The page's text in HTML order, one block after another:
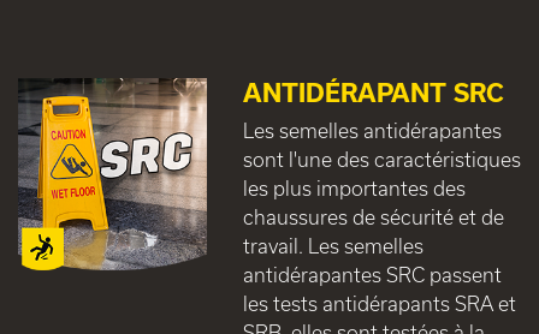
ANTIDÉRAPANT SRC
Les semelles antidérapantes
sont l'une des caractéristiques
les plus importantes des
chaussures de sécurité et de
travail. Les semelles
antidérapantes SRC passent
les tests antidérapants SRA et